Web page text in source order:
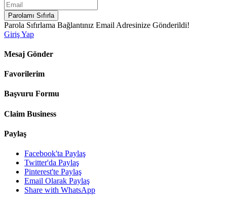
Parolamı Sıfırla
Parola Sıfırlama Bağlantınız Email Adresinize Gönderildi!
Giriş Yap
Mesaj Gönder
Favorilerim
Başvuru Formu
Claim Business
Paylaş
Facebook'ta Paylaş
Twitter'da Paylaş
Pinterest'te Paylaş
Email Olarak Paylaş
Share with WhatsApp